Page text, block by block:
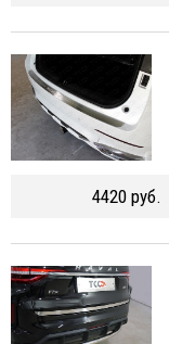
4420 руб.